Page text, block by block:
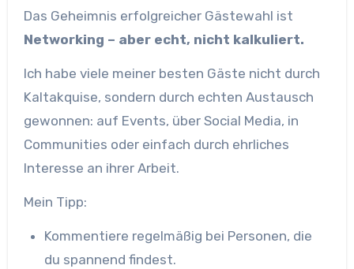
Das Geheimnis erfolgreicher Gästewahl ist
Networking – aber echt, nicht kalkuliert.
Ich habe viele meiner besten Gäste nicht durch
Kaltakquise, sondern durch echten Austausch
gewonnen: auf Events, über Social Media, in
Communities oder einfach durch ehrliches
Interesse an ihrer Arbeit.
Mein Tipp:
Kommentiere regelmäßig bei Personen, die
du spannend findest.